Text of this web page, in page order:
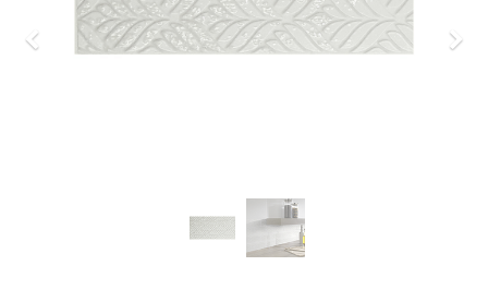
Previo